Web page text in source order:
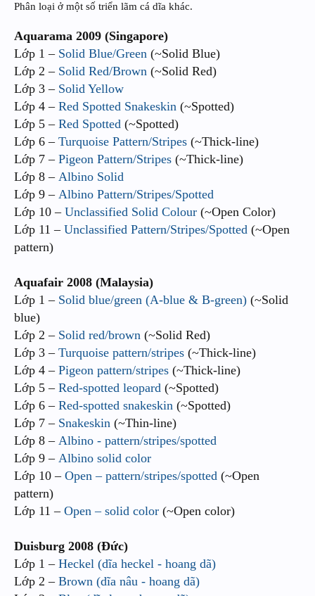
Phân loại ở một số triển lãm cá dĩa khác.
Aquarama 2009 (Singapore)
Lớp 1 – Solid Blue/Green (~Solid Blue)
Lớp 2 – Solid Red/Brown (~Solid Red)
Lớp 3 – Solid Yellow
Lớp 4 – Red Spotted Snakeskin (~Spotted)
Lớp 5 – Red Spotted (~Spotted)
Lớp 6 – Turquoise Pattern/Stripes (~Thick-line)
Lớp 7 – Pigeon Pattern/Stripes (~Thick-line)
Lớp 8 – Albino Solid
Lớp 9 – Albino Pattern/Stripes/Spotted
Lớp 10 – Unclassified Solid Colour (~Open Color)
Lớp 11 – Unclassified Pattern/Stripes/Spotted (~Open
pattern)
Aquafair 2008 (Malaysia)
Lớp 1 – Solid blue/green (A-blue & B-green) (~Solid
blue)
Lớp 2 – Solid red/brown (~Solid Red)
Lớp 3 – Turquoise pattern/stripes (~Thick-line)
Lớp 4 – Pigeon pattern/stripes (~Thick-line)
Lớp 5 – Red-spotted leopard (~Spotted)
Lớp 6 – Red-spotted snakeskin (~Spotted)
Lớp 7 – Snakeskin (~Thin-line)
Lớp 8 – Albino - pattern/stripes/spotted
Lớp 9 – Albino solid color
Lớp 10 – Open – pattern/stripes/spotted (~Open
pattern)
Lớp 11 – Open – solid color (~Open color)
Duisburg 2008 (Đức)
Lớp 1 – Heckel (dĩa heckel - hoang dã)
Lớp 2 – Brown (dĩa nâu - hoang dã)